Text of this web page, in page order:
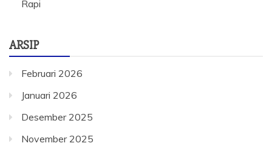
Rapi
ARSIP
Februari 2026
Januari 2026
Desember 2025
November 2025